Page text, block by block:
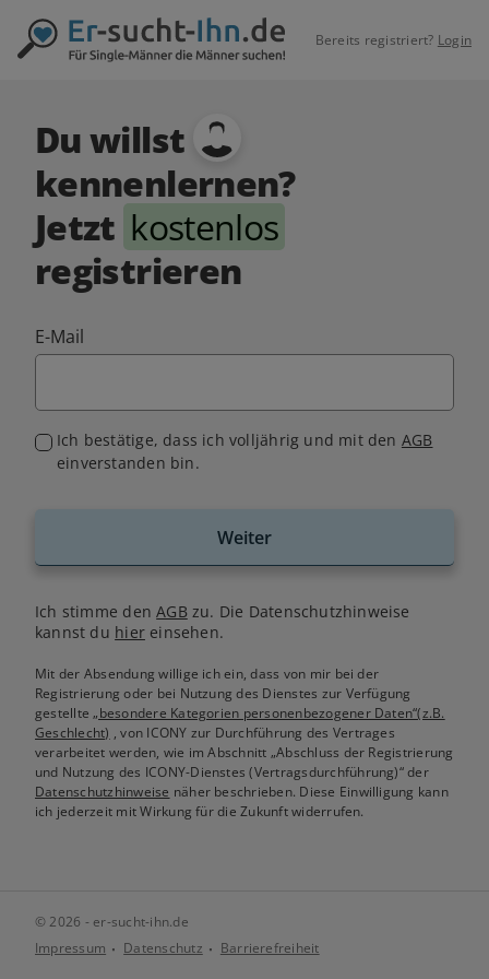
Bereits registriert? Login
Du willst
kennenlernen?
Jetzt kostenlos
registrieren
E-Mail
Ich bestätige, dass ich volljährig und mit den AGB
einverstanden bin.
Weiter
Ich stimme denAGB zu. Die Datenschutzhinweise
kannst du hiereinsehen.
Mit der Absendung willige ich ein, dass von mir bei der
Registrierung oder bei Nutzung des Dienstes zur Verfügung
gestellte„besondere Kategorien personenbezogener Daten“(z.B.
Geschlecht) , von ICONY zur Durchführung des Vertrages
verarbeitet werden, wie im Abschnitt „Abschluss der Registrierung
und Nutzung des ICONY-Dienstes (Vertragsdurchführung)“ der
Datenschutzhinweise näher beschrieben. Diese Einwilligung kann
ich jederzeit mit Wirkung für die Zukunft widerrufen.
© 2026 - er-sucht-ihn.de
Impressum
Datenschutz Barrierefreiheit